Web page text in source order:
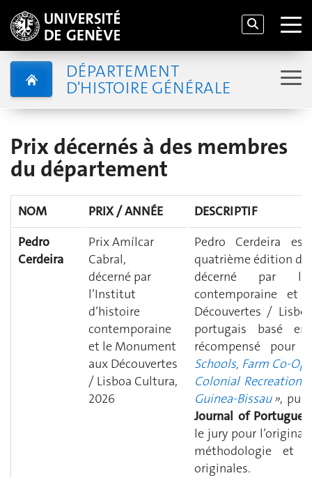
DÉPARTEMENT
D'HISTOIRE GÉNÉRALE
Prix décernés à des membres
du département
NOM PRIX / ANNÉE
DESCRIPTIF
Pedro
Cerdeira
Prix Amílcar
Cabral,
décerné par
l’Institut
d’histoire
contemporaine
et le Monument
aux Découvertes
/ Lisboa Cultura,
2026
Pedro Cerdeira
quatrième édition du
décerné par
contemporaine et
Découvertes /
portugais basé
récompensé pour
Schools, Farm Co-
Colonial Recreation
Guinea-Bissau»,
Journal of
le jury pour
méthodologie et
originales.